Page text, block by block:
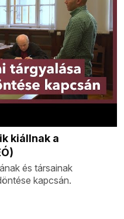
kiállnak a
és társainak
kapcsán.